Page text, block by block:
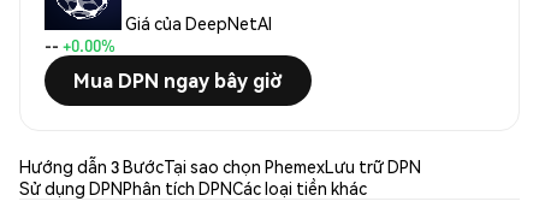
Giá của DeepNetAI
-- +0.00%
Mua DPN ngay bây giờ
Hướng dẫn 3 BướcTại sao chọn PhemexLưu trữ DPN
Sử dụng DPNPhân tích DPNCác loại tiền khác